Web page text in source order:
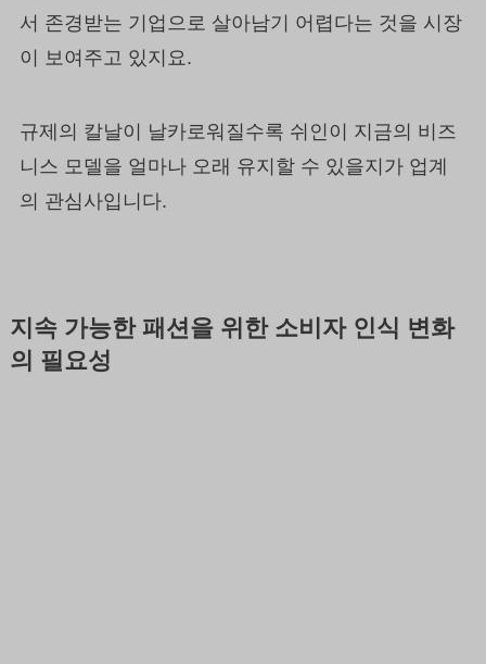
서 존경받는 기업으로 살아남기 어렵다는 것을 시장
이 보여주고 있지요.
규제의 칼날이 날카로워질수록 쉬인이 지금의 비즈
니스 모델을 얼마나 오래 유지할 수 있을지가 업계
의 관심사입니다.
지속 가능한 패션을 위한 소비자 인식 변화
의 필요성